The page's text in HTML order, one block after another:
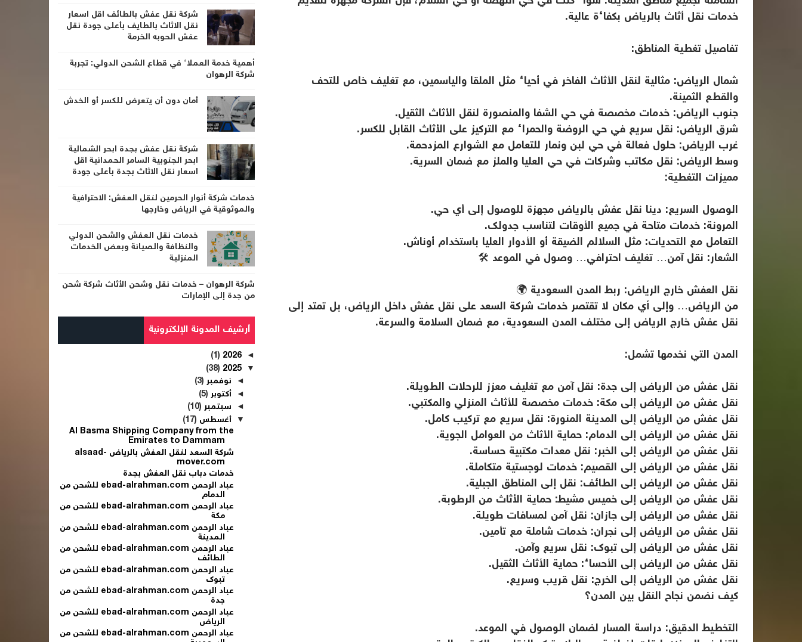
خدمات نقل أثاث بالرياض بكفاءة عالية.
تفاصيل تغطية المناطق:
شمال الرياض: مثالية لنقل الأثاث الفاخر في أحياء مثل الملقا والياسمين، مع تغليف خاص للتحف
والقطع الثمينة.
جنوب الرياض: خدمات مخصصة في حي الشفا والمنصورة لنقل الأثاث الثقيل.
شرق الرياض: نقل سريع في حي الروضة والحمراء مع التركيز على الأثاث القابل للكسر.
غرب الرياض: حلول فعالة في حي لبن ونمار للتعامل مع الشوارع المزدحمة.
وسط الرياض: نقل مكاتب وشركات في حي العليا والملز مع ضمان السرية.
مميزات التغطية:
الوصول السريع: دينا نقل عفش بالرياض مجهزة للوصول إلى أي حي.
المرونة: خدمات متاحة في جميع الأوقات لتناسب جدولك.
التعامل مع التحديات: مثل السلالم الضيقة أو الأدوار العليا باستخدام أوناش.
الشعار: نقل آمن… تغليف احترافي… وصول في الموعد 🛠️
نقل العفش خارج الرياض: ربط المدن السعودية 🌍
من الرياض… وإلى أي مكان لا تقتصر خدمات شركة السعد على نقل عفش داخل الرياض، بل تمتد إلى
نقل عفش خارج الرياض إلى مختلف المدن السعودية، مع ضمان السلامة والسرعة.
المدن التي نخدمها تشمل:
نقل عفش من الرياض إلى جدة: نقل آمن مع تغليف معزز للرحلات الطويلة.
نقل عفش من الرياض إلى مكة: خدمات مخصصة للأثاث المنزلي والمكتبي.
نقل عفش من الرياض إلى المدينة المنورة: نقل سريع مع تركيب كامل.
نقل عفش من الرياض إلى الدمام: حماية الأثاث من العوامل الجوية.
نقل عفش من الرياض إلى الخبر: نقل معدات مكتبية حساسة.
نقل عفش من الرياض إلى القصيم: خدمات لوجستية متكاملة.
نقل عفش من الرياض إلى الطائف: نقل إلى المناطق الجبلية.
نقل عفش من الرياض إلى خميس مشيط: حماية الأثاث من الرطوبة.
نقل عفش من الرياض إلى جازان: نقل آمن لمسافات طويلة.
نقل عفش من الرياض إلى نجران: خدمات شاملة مع تأمين.
نقل عفش من الرياض إلى تبوك: نقل سريع وآمن.
نقل عفش من الرياض إلى الأحساء: حماية الأثاث الثقيل.
نقل عفش من الرياض إلى الخرج: نقل قريب وسريع.
كيف نضمن نجاح النقل بين المدن؟
التخطيط الدقيق: دراسة المسار لضمان الوصول في الموعد.
شركة نقل عفش بالطائف اقل اسعار
نقل الاثاث بالطايف بأعلى جودة نقل
عفش الحوبه الخرمة
أهمية خدمة العملاء في قطاع الشحن الدولي: تجربة
شركة الرهوان
أمان دون أن يتعرض للكسر أو الخدش
شركة نقل عفش بجدة ابحر الشمالية
ابحر الجنوبية السامر الحمدانية اقل
اسعار نقل الاثاث بجدة بأعلى جودة
خدمات شركة أنوار الحرمين لنقل العفش: الاحترافية
والموثوقية في الرياض وخارجها
خدمات نقل العفش والشحن الدولي
والنظافة والصيانة وبعض الخدمات
المنزلية
شركة الرهوان – خدمات نقل وشحن الأثاث شركة شحن
من جدة إلى الإمارات
أرشيف المدونة الإلكترونية
◄
2026
(1)
▼
2025
(38)
◄ نوفمبر (3)
◄ أكتوبر (5)
◄ سبتمبر (10)
▼ أغسطس (17)
Al Basma Shipping Company from the
Emirates to Dammam
شركة السعد لنقل العفش بالرياض alsaad-
mover.com
خدمات دباب نقل العفش بجدة
عباد الرحمن ebad-alrahman.com للشحن من
الدمام
عباد الرحمن ebad-alrahman.com للشحن من
مكة
عباد الرحمن ebad-alrahman.com للشحن من
المدينة
عباد الرحمن ebad-alrahman.com للشحن من
الطائف
عباد الرحمن ebad-alrahman.com للشحن من
تبوك
عباد الرحمن ebad-alrahman.com للشحن من
جدة
عباد الرحمن ebad-alrahman.com للشحن من
الرياض
عباد الرحمن ebad-alrahman.com للشحن من